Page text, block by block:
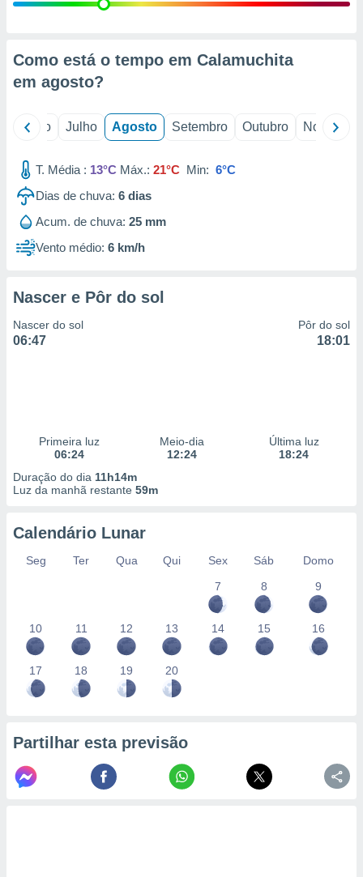
estudos
1199
Como está o tempo em Calamuchita
em agosto?
Junho Julho Agosto Setembro Outubro Novembro
T. Média : 13°C Máx.: 21°C Min: 6°C
Dias de chuva: 6 dias
Acum. de chuva: 25 mm
Vento médio: 6 km/h
Nascer e Pôr do sol
Nascer do sol
06:47
Pôr do sol
18:01
Primeira luz
06:24
Meio-dia
12:24
Última luz
18:24
Duração do dia 11h14m
Luz da manhã restante 59m
Calendário Lunar
Seg Ter Qua Qui Sex Sáb
Domo
7
8 9
10 11 12 13 14 15 16
17 18 19 20
Partilhar esta previsão